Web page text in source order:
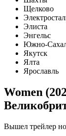
Щелково
Элиста
Энгельс
Южно-
Якутск
Ялта
Ярославль
Women
Вышел трейлер